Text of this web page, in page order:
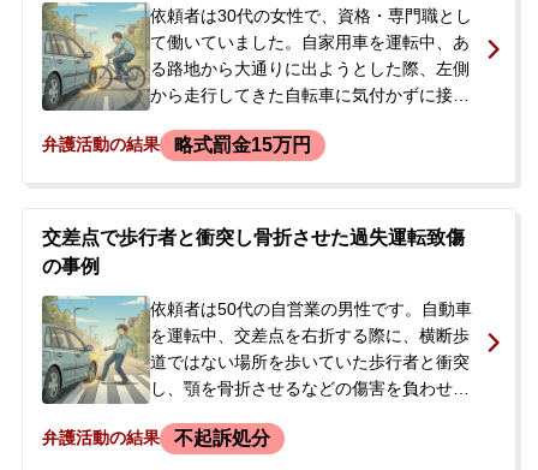
した。
依頼者は30代の女性で、資格・専門職とし
て働いていました。自家用車を運転中、あ
る路地から大通りに出ようとした際、左側
から走行してきた自転車に気付かずに接触
負わせてしまいました。事故後、依頼者自
でそれぞれ取調べを受け、検察庁では略式
起訴に関する書類にサインをしました。し
の強い懸念を抱き、起訴の取り下げを希望
して当事務所に相談に来られました。
弁護活動の結果 略式罰金15万円
交差点で歩行者と衝突し骨折させた過失運転致傷
の事例
依頼者は50代の自営業の男性です。自動車
を運転中、交差点を右折する際に、横断歩
道ではない場所を歩いていた歩行者と衝突
し、顎を骨折させるなどの傷害を負わせま
と診断されました。事故後、依頼者は適切
弁護活動の結果 不起訴処分